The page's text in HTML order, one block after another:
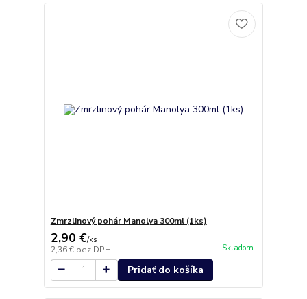
Zmrzlinový pohár Manolya 300ml (1ks)
2,90 €/ks
2,36 € bez DPH Skladom
Pridať do košíka